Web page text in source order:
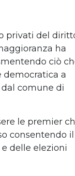
privati del
ha
ciò
democratica a
comune di
le premier
consentendo il
delle elezioni